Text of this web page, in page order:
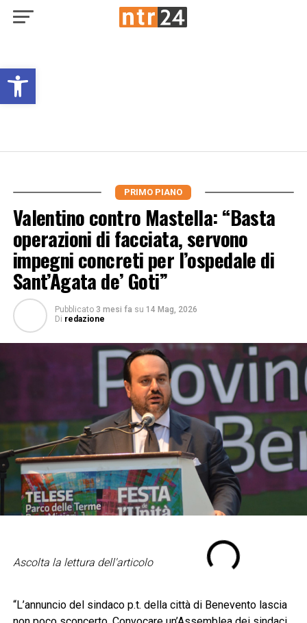
Open toolbar
PRIMO PIANO
Valentino contro Mastella: “Basta
operazioni di facciata, servono
impegni concreti per l’ospedale di
Sant’Agata de’ Goti”
Pubblicato 3 mesi fa su 14 Mag, 2026
Di redazione
Ascolta la lettura dell'articolo
“L’annuncio del sindaco p.t. della città di Benevento lascia